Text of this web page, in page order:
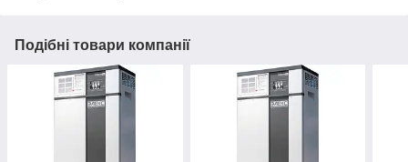
Подібні товари компанії